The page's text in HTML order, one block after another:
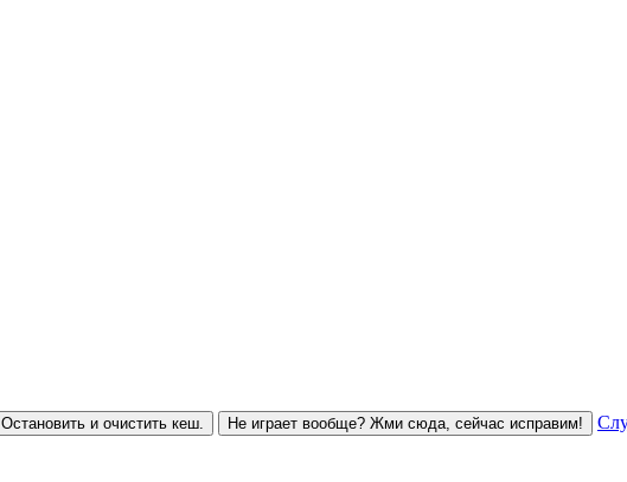
Остановить и очистить кеш. Не играет вообще? Жми сюда, сейчас исправим!